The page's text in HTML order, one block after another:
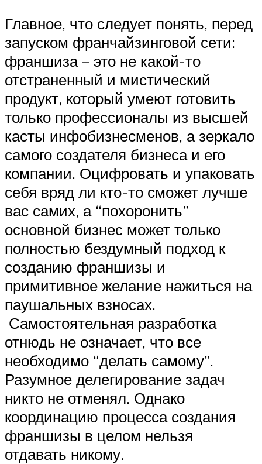
Главное, что следует понять, перед
запуском франчайзинговой сети:
франшиза – это не какой-то
отстраненный и мистический
продукт, который умеют готовить
только профессионалы из высшей
касты инфобизнесменов, а зеркало
самого создателя бизнеса и его
компании. Оцифровать и упаковать
себя вряд ли кто-то сможет лучше
вас самих, а “похоронить”
основной бизнес может только
полностью бездумный подход к
созданию франшизы и
примитивное желание нажиться на
паушальных взносах.
Самостоятельная разработка
отнюдь не означает, что все
необходимо “делать самому”.
Разумное делегирование задач
никто не отменял. Однако
координацию процесса создания
франшизы в целом нельзя
отдавать никому.